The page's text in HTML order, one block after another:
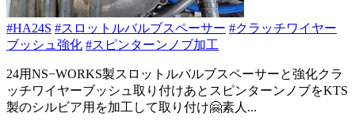
#HA24S #スロットルバルブスペーサー #クラッチワイヤー
ブッシュ強化 #スピンターンノブ加工
24用NS−WORKS製スロットルバルブスペーサーと強化クラ
ッチワイヤーブッシュ取り付けあとスピンターンノブをKTS
製のシルビア用を加工して取り付け🤗素人...